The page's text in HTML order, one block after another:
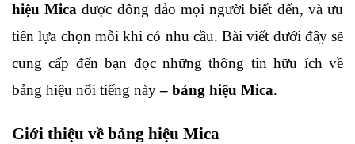
hiệu Mica được đông đảo mọi người biết đến, và ưu
tiên lựa chọn mỗi khi có nhu cầu. Bài viết dưới đây sẽ
cung cấp đến bạn đọc những thông tin hữu ích về
bảng hiệu nổi tiếng này – bảng hiệu Mica.
Giới thiệu về bảng hiệu Mica